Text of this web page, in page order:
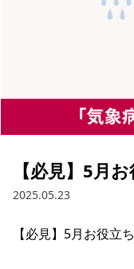
【必見】5月
2025.05.23
【必見】5月お役立